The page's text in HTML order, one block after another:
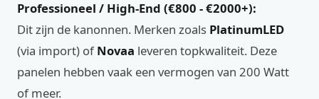
Professioneel / High-End (€800 - €2000+):
Dit zijn de kanonnen. Merken zoals PlatinumLED
(via import) ofNovaa leveren topkwaliteit. Deze
panelen hebben vaak een vermogen van 200 Watt
of meer.